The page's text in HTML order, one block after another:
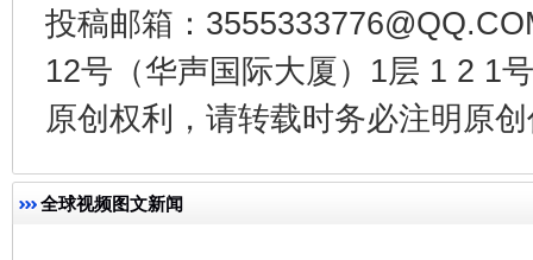
投稿邮箱：
12号（华声国际大厦）1层 1 2 1
原创权利，请转载时务必注明原
全球视频图文新闻
在谋一域中谋全局
今